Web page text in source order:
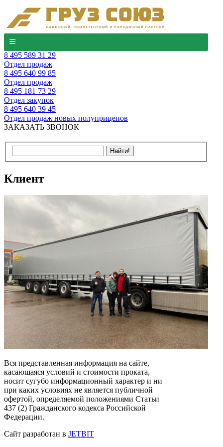
8 495 589 31 29
Отдел продаж
8 495 640 99 85
Отдел продаж
8 495 181 73 29
Отдел закупок
8 495 640 39 45
Отдел продаж новых полуприцепов
ЗАКАЗАТЬ ЗВОНОК
Клиент
Вся представленная информация на сайте,
касающаяся условий и стоимости проката,
носит сугубо информационный характер и ни
при каких условиях не является публичной
офертой, определяемой положениями Статьи
437 (2) Гражданского кодекса Российской
Федерации.
Сайт разработан в JETBIT